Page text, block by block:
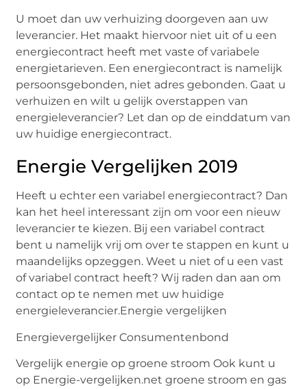
U moet dan uw verhuizing doorgeven aan uw
leverancier. Het maakt hiervoor niet uit of u een
energiecontract heeft met vaste of variabele
energietarieven. Een energiecontract is namelijk
persoonsgebonden, niet adres gebonden. Gaat u
verhuizen en wilt u gelijk overstappen van
energieleverancier? Let dan op de einddatum van
uw huidige energiecontract.
Energie Vergelijken 2019
Heeft u echter een variabel energiecontract? Dan
kan het heel interessant zijn om voor een nieuw
leverancier te kiezen. Bij een variabel contract
bent u namelijk vrij om over te stappen en kunt u
maandelijks opzeggen. Weet u niet of u een vast
of variabel contract heeft? Wij raden dan aan om
contact op te nemen met uw huidige
energieleverancier.Energie vergelijken
Energievergelijker Consumentenbond
Vergelijk energie op groene stroom Ook kunt u
op Energie-vergelijken.net groene stroom en gas